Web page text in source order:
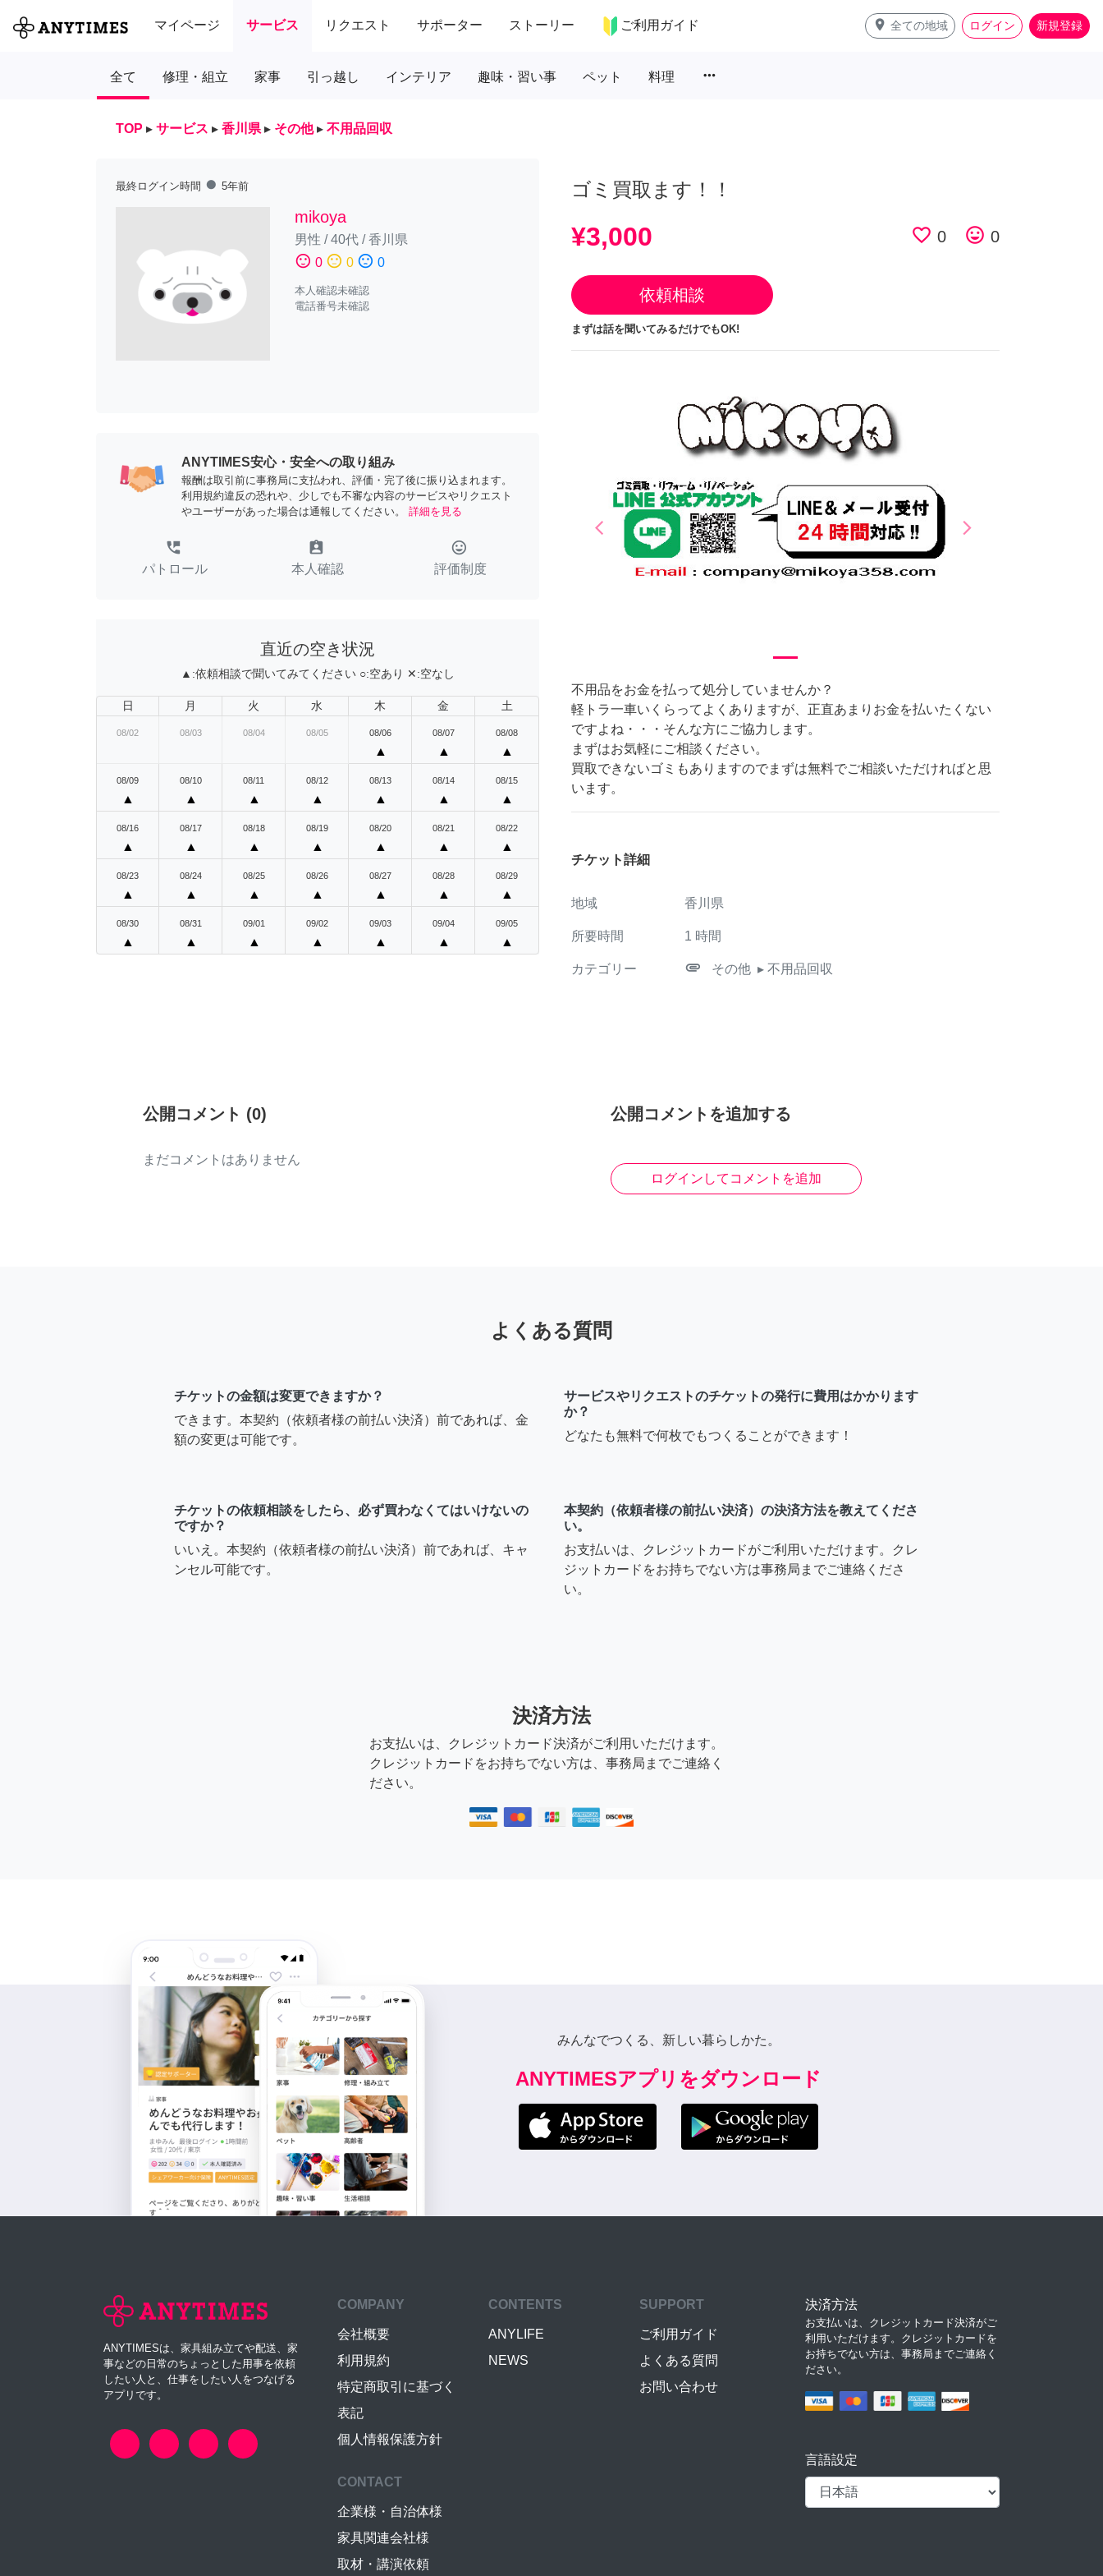
マイページ サービス リクエスト サポーター ストーリー ご利用ガイド place 全ての地域 ログイン 新規登録
全て 修理・組立 家事 引っ越し インテリア 趣味・習い事 ペット 料理 more_horiz
TOP ▸ サービス ▸ 香川県 ▸ その他 ▸ 不用品回収
最終ログイン時間 fiber_manual_record 5年前
mikoya
男性 /40代/香川県
sentiment_satisfied 0 sentiment_neutral 0 sentiment_dissatisfied 0
本人確認未確認
電話番号未確認
ANYTIMES安心・安全への取り組み
報酬は取引前に事務局に支払われ、評価・完了後に振り込まれます。
利用規約違反の恐れや、少しでも不審な内容のサービスやリクエスト
やユーザーがあった場合は通報してください。
詳細を見る
perm_phone_msg
パトロール
assignment_ind
本人確認
tag_faces
評価制度
直近の空き状況
▲:依頼相談で聞いてみてください ○:空あり ✕:空なし
日 月 火 水 木 金 土
08/02 08/03 08/04 08/05 08/06
▲
08/07
▲
08/08
▲
08/09
▲
08/10
▲
08/11
▲
08/12
▲
08/13
▲
08/14
▲
08/15
▲
08/16
▲
08/17
▲
08/18
▲
08/19
▲
08/20
▲
08/21
▲
08/22
▲
08/23
▲
08/24
▲
08/25
▲
08/26
▲
08/27
▲
08/28
▲
08/29
▲
08/30
▲
08/31
▲
09/01
▲
09/02
▲
09/03
▲
09/04
▲
09/05
▲
ゴミ買取ます！！
¥3,000 favorite_border 0 tag_faces 0
依頼相談
まずは話を聞いてみるだけでもOK!
arrow_back_iosPrevious arrow_forward_iosNext
不用品をお金を払って処分していませんか？
軽トラ一車いくらってよくありますが、正直あまりお金を払いたくない
ですよね・・・そんな方にご協力します。
まずはお気軽にご相談ください。
買取できないゴミもありますのでまずは無料でご相談いただければと思
います。
チケット詳細
地域 香川県
所要時間 1 時間
カテゴリー attachment その他 ▸ 不用品回収
公開コメント (0)
まだコメントはありません
公開コメントを追加する
ログインしてコメントを追加
よくある質問
チケットの金額は変更できますか？
できます。本契約（依頼者様の前払い決済）前であれば、金
額の変更は可能です。
サービスやリクエストのチケットの発行に費用はかかります
か？
どなたも無料で何枚でもつくることができます！
チケットの依頼相談をしたら、必ず買わなくてはいけないの
ですか？
いいえ。本契約（依頼者様の前払い決済）前であれば、キャ
ンセル可能です。
本契約（依頼者様の前払い決済）の決済方法を教えてくださ
い。
お支払いは、クレジットカードがご利用いただけます。クレ
ジットカードをお持ちでない方は事務局までご連絡くださ
い。
決済方法
お支払いは、クレジットカード決済がご利用いただけます。
クレジットカードをお持ちでない方は、事務局までご連絡く
ださい。
みんなでつくる、新しい暮らしかた。
ANYTIMESアプリをダウンロード
ANYTIMESは、家具組み立てや配送、家
事などの日常のちょっとした用事を依頼
したい人と、仕事をしたい人をつなげる
アプリです。
COMPANY
会社概要
利用規約
特定商取引に基づく
表記
個人情報保護方針
CONTENTS
ANYLIFE
NEWS
SUPPORT
ご利用ガイド
よくある質問
お問い合わせ
CONTACT
企業様・自治体様
家具関連会社様
取材・講演依頼
決済方法
お支払いは、クレジットカード決済がご
利用いただけます。クレジットカードを
お持ちでない方は、事務局までご連絡く
ださい。
言語設定